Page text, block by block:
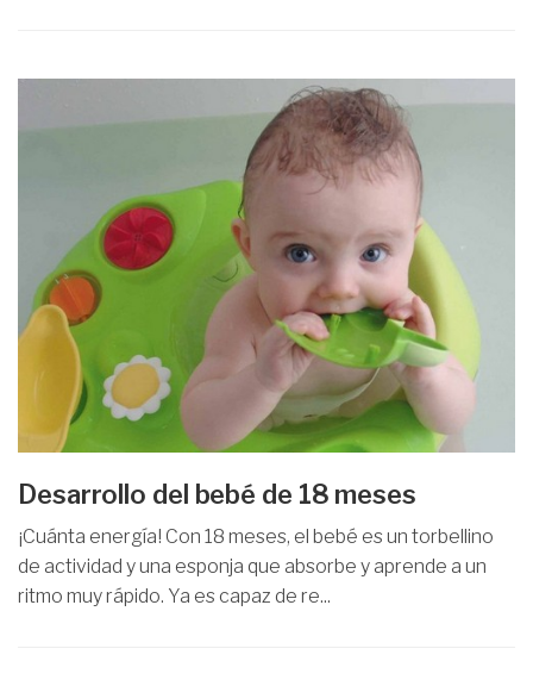
Desarrollo del bebé de 18 meses
¡Cuánta energía! Con 18 meses, el bebé es un torbellino
de actividad y una esponja que absorbe y aprende a un
ritmo muy rápido. Ya es capaz de re...